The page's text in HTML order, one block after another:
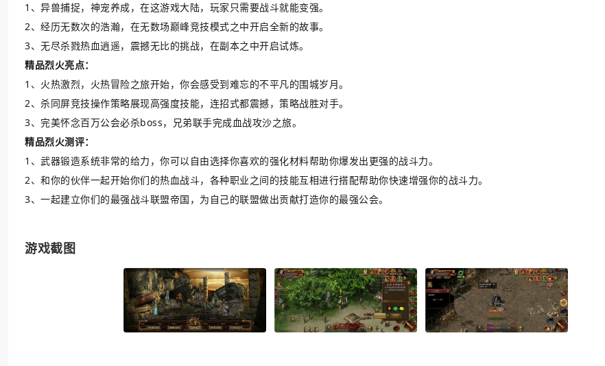
1、异兽捕捉，神宠养成，在这游戏大陆，玩家只需要战斗就能变强。
2、经历无数次的浩瀚，在无数场巅峰竞技模式之中开启全新的故事。
3、无尽杀戮热血逍遥，震撼无比的挑战，在副本之中开启试炼。
精品烈火亮点：
1、火热激烈，火热冒险之旅开始，你会感受到难忘的不平凡的围城岁月。
2、杀同屏竞技操作策略展现高强度技能，连招式都震撼，策略战胜对手。
3、完美怀念百万公会必杀boss，兄弟联手完成血战攻沙之旅。
精品烈火测评：
1、武器锻造系统非常的给力，你可以自由选择你喜欢的强化材料帮助你爆发出更强的战斗力。
2、和你的伙伴一起开始你们的热血战斗，各种职业之间的技能互相进行搭配帮助你快速增强你的战斗力。
3、一起建立你们的最强战斗联盟帝国，为自己的联盟做出贡献打造你的最强公会。
游戏截图